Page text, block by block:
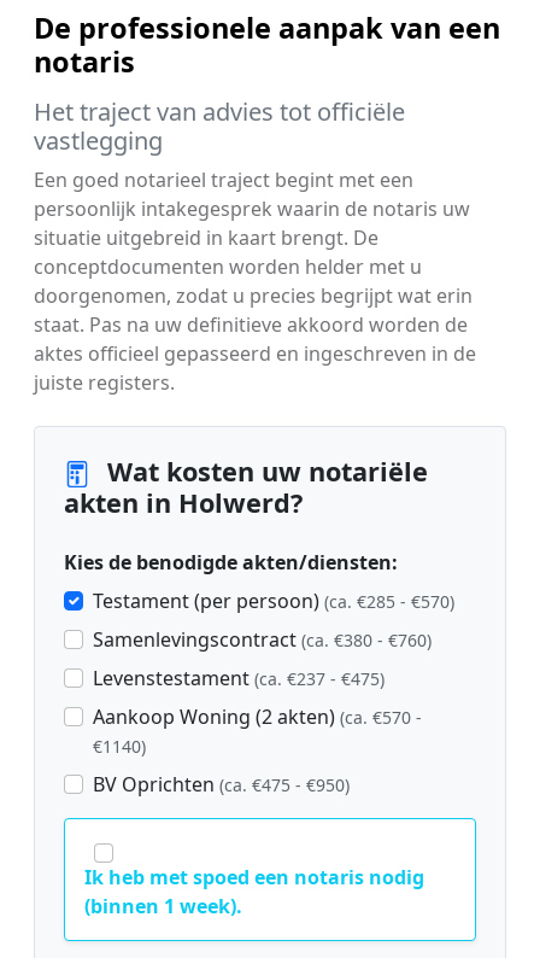
De professionele aanpak van een
notaris
Het traject van advies tot officiële
vastlegging
Een goed notarieel traject begint met een
persoonlijk intakegesprek waarin de notaris uw
situatie uitgebreid in kaart brengt. De
conceptdocumenten worden helder met u
doorgenomen, zodat u precies begrijpt wat erin
staat. Pas na uw definitieve akkoord worden de
aktes officieel gepasseerd en ingeschreven in de
juiste registers.
Wat kosten uw notariële
akten in Holwerd?
Kies de benodigde akten/diensten:
Testament (per persoon) (ca. €285 - €570)
Samenlevingscontract (ca. €380 - €760)
Levenstestament (ca. €237 - €475)
Aankoop Woning (2 akten) (ca. €570 -
€1140)
BV Oprichten (ca. €475 - €950)
Ik heb met spoed een notaris nodig
(binnen 1 week).